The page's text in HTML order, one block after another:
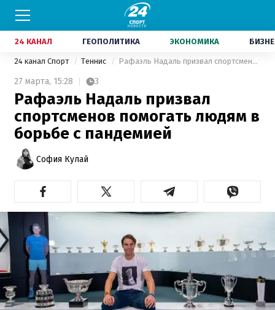
24 КАНАЛ ГЕОПОЛИТИКА ЭКОНОМИКА
24 канал Спорт Теннис Рафаэль Надаль призвал спортсменов помогать людям в борьбе с пандемией
27 марта, 15:28 3
Рафаэль Надаль призвал
спортсменов помогать людям в
борьбе с пандемией
София Кулай